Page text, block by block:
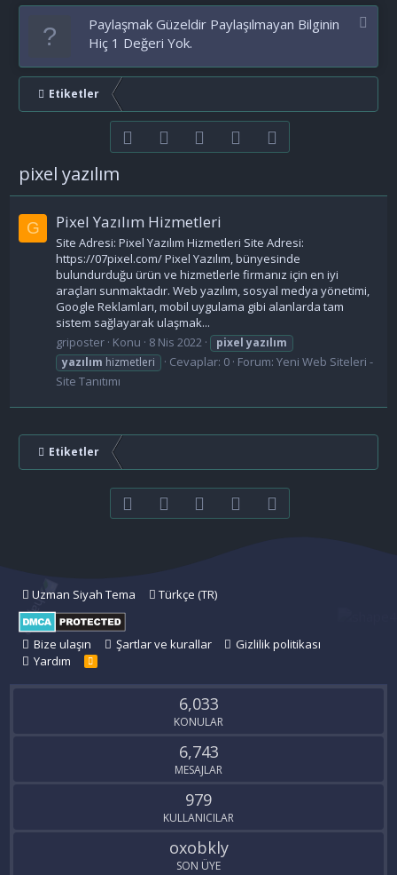
Paylaşmak Güzeldir Paylaşılmayan Bilginin
Hiç 1 Değeri Yok.
Etiketler
FacebookTwitter youtubeBize ulaşın
pixel yazılım
G Pixel Yazılım Hizmetleri
Site Adresi: Pixel Yazılım Hizmetleri Site Adresi:
https://07pixel.com/ Pixel Yazılım, bünyesinde
bulundurduğu ürün ve hizmetlerle firmanız için en iyi
araçları sunmaktadır. Web yazılım, sosyal medya yönetimi,
Google Reklamları, mobil uygulama gibi alanlarda tam
sistem sağlayarak ulaşmak...
griposter Konu 8 Nis 2022 pixel yazılım
yazılım hizmetleri Cevaplar: 0 Forum:Yeni Web Siteleri -
Site Tanıtımı
Etiketler
FacebookTwitter youtubeBize ulaşın
Uzman Siyah Tema Türkçe (TR)
Bize ulaşın Şartlar ve kurallar
Gizlilik politikası
Yardım
R
S
6,033
KONULAR
6,743
MESAJLAR
979
KULLANICILAR
oxobkly
SON ÜYE